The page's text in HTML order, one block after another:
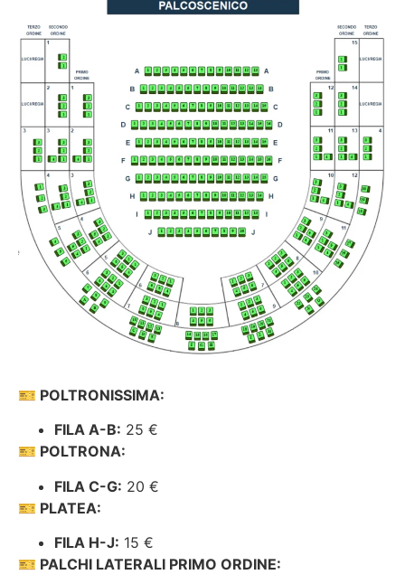
🎫 POLTRONISSIMA:
FILA A-B: 25 €
🎫 POLTRONA:
FILA C-G: 20 €
🎫 PLATEA:
FILA H-J: 15 €
🎫 PALCHI LATERALI PRIMO ORDINE: